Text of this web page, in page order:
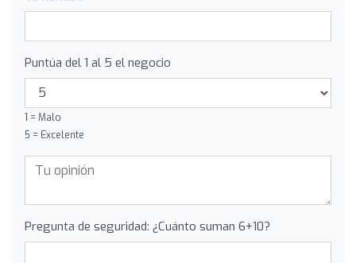
Puntúa del 1 al 5 el negocio
1 = Malo
5 = Excelente
Pregunta de seguridad: ¿Cuánto suman 6+10?